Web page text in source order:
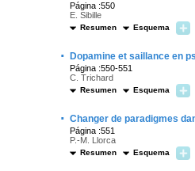
Página :550
E. Sibille
Resumen Esquema
· Dopamine et saillance en
Página :550-551
C. Trichard
Resumen Esquema
· Changer de paradigmes
Página :551
P.-M. Llorca
Resumen Esquema